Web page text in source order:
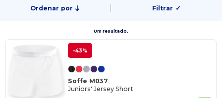
Ordenar por Filtrar ✓
Um resultado.
-43%
Soffe M037
Juniors' Jersey Short